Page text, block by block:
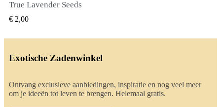
True Lavender Seeds
€ 2,00
Exotische Zadenwinkel
Ontvang exclusieve aanbiedingen, inspiratie en nog veel meer
om je ideeën tot leven te brengen. Helemaal gratis.